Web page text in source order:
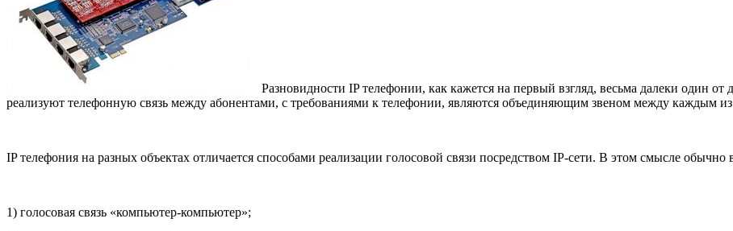
Разновидности IP телефонии, как кажется на первый взгляд, весьма далеки один от
реализуют телефонную связь между абонентами, с требованиями к телефонии, являются объединяющим звеном между каждым
IP телефония на разных объектах отличается способами реализации голосовой связи посредством IP-сети. В этом смысле
1) голосовая связь «компьютер-компьютер»;